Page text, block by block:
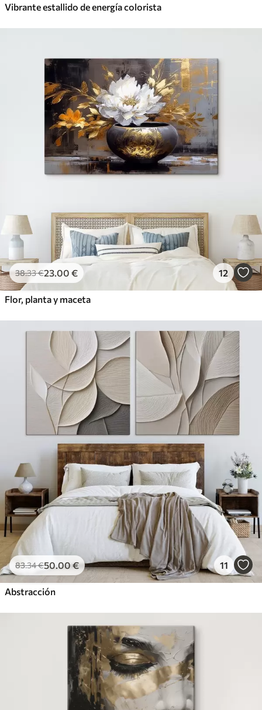
Vibrante estallido de energía colorista
38.33€23.00 € 12
Flor, planta y maceta
83.34€50.00€ 11
Abstracción